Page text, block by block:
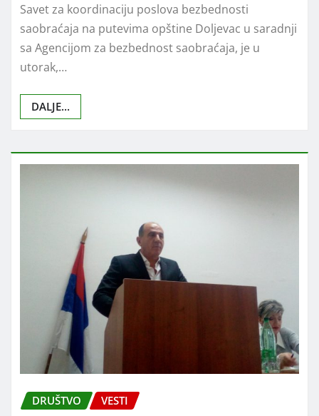
Savet za koordinaciju poslova bezbednosti
saobraćaja na putevima opštine Doljevac u saradnji
sa Agencijom za bezbednost saobraćaja, je u
utorak,…
DALJE...
DRUŠTVO VESTI